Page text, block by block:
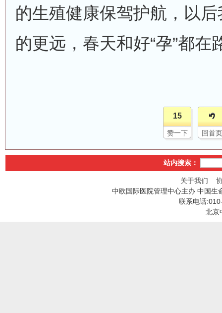
的生殖健康保驾护航，以
的更远，春天和好“孕”都在
15
赞一下 回首页
站内搜索：
关于我们
中欧国际医院管理中心主办 中国生
联系电话
北京